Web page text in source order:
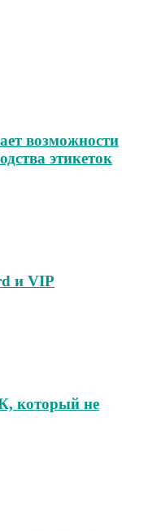
возможности
этикеток
и VIP
который не